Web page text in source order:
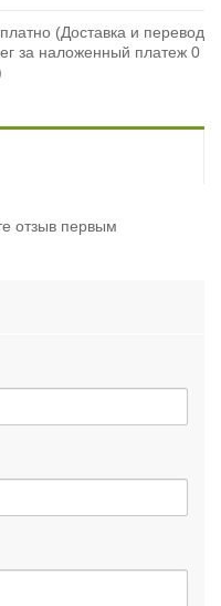
(Доставка и перевод
за наложенный платеж 0
отзыв первым